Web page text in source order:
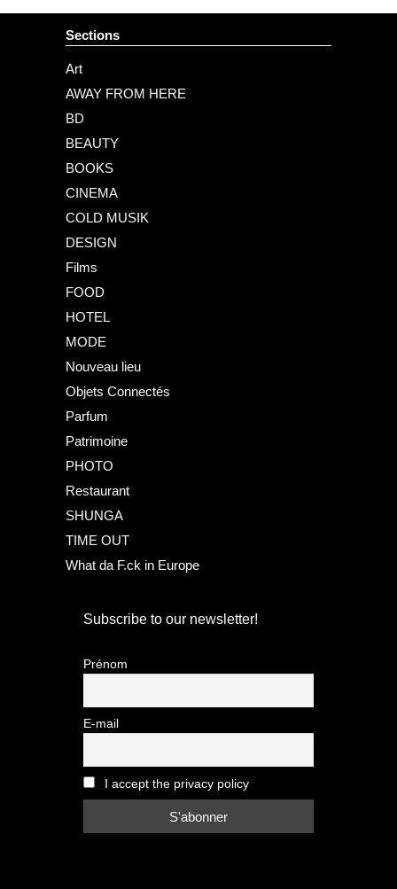
Sections
Art
AWAY FROM HERE
BD
BEAUTY
BOOKS
CINEMA
COLD MUSIK
DESIGN
Films
FOOD
HOTEL
MODE
Nouveau lieu
Objets Connectés
Parfum
Patrimoine
PHOTO
Restaurant
SHUNGA
TIME OUT
What da F.ck in Europe
Subscribe to our newsletter!
Prénom
E-mail
I accept the privacy policy